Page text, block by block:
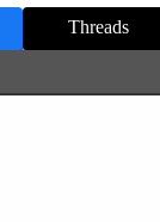
Threads